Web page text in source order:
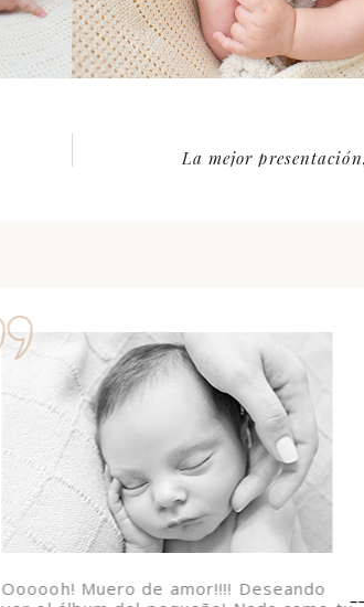
La mejor
Oooooh! Muero de amor!!!! Deseando